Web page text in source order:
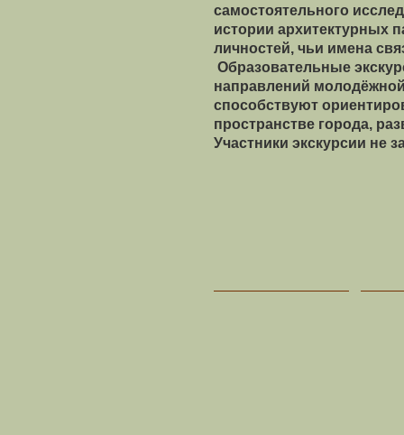
самостоятельного
истории архитектурных
личностей, чьи имена
Образовательные
направлений
способствуют
пространстве города,
Участники экскурсии не